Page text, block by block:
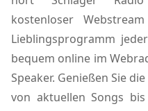
kostenloser
Lieblingsprogramm
bequem online im
Speaker. Genießen Sie
von aktuellen Songs